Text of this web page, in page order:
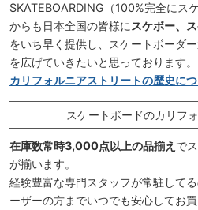
SKATEBOARDING（100%完全にス
からも日本全国の皆様に スケボー、
をいち早く提供し、スケートボーダ
を広げていきたいと思っております。
カリフォルニアストリートの歴史に
スケートボードのカリフ
在庫数常時3,000点以上の品揃え で
が揃います。
経験豊富な専門スタッフが常駐して
ーザーの方までいつでも安心してお買